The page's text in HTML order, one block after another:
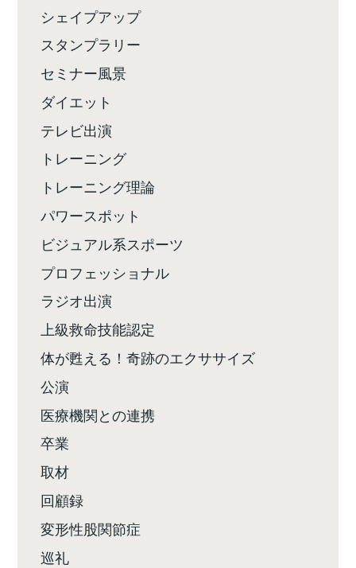
シェイプアップ
スタンプラリー
セミナー風景
ダイエット
テレビ出演
トレーニング
トレーニング理論
パワースポット
ビジュアル系スポーツ
プロフェッショナル
ラジオ出演
上級救命技能認定
体が甦える！奇跡のエクササイズ
公演
医療機関との連携
卒業
取材
回顧録
変形性股関節症
巡礼